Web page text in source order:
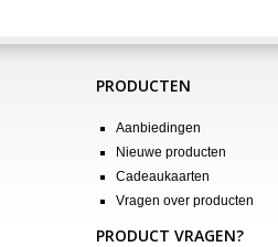
PRODUCTEN
Aanbiedingen
Nieuwe producten
Cadeaukaarten
Vragen over producten
PRODUCT VRAGEN?